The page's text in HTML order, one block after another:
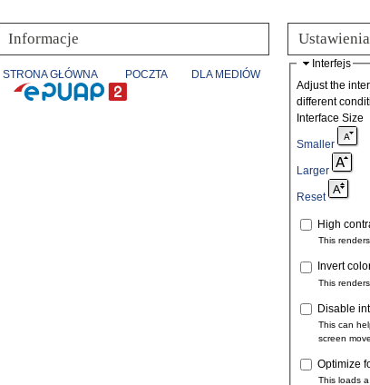
Informacje
STRONA GŁÓWNA POCZTA DLA MEDIÓW
Interfejs
Adjust the
different
Interface Size
Smaller
Larger
Reset
High
This
Invert
This
Disable
This can
screen
Optimize
This loads